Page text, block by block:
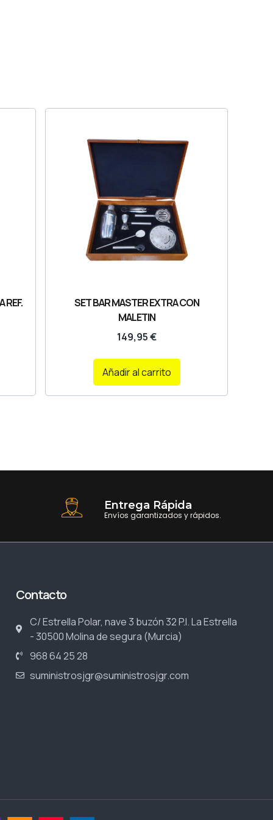
REF.
SET BAR MASTER EXTRA CON
MALETIN
149,95€
Añadir al carrito
Entrega Rápida
Envíos garantizados y rápidos.
Contacto
C/ Estrella Polar, nave 3 buzón 32 P.I. La Estrella
- 30500 Molina de segura (Murcia)
968 64 25 28
suministrosjgr@suministrosjgr.com